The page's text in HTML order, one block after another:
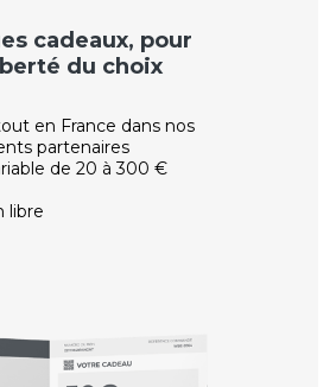
cadeaux, pour
du choix
en France dans nos
partenaires
de 20 à 300 €
libre